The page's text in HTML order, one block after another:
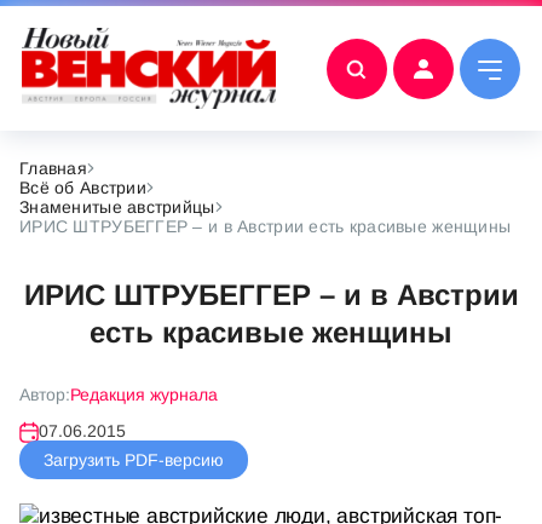
Главная
Всё об Австрии
Знаменитые австрийцы
ИРИС ШТРУБЕГГЕР – и в Австрии есть красивые женщины
ИРИС ШТРУБЕГГЕР – и в Австрии
есть красивые женщины
Автор:Редакция журнала
07.06.2015
Загрузить PDF-версию